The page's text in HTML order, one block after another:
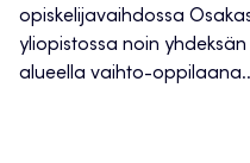
opiskelijavaihdossa
yliopistossa noin
alueella vaihto-